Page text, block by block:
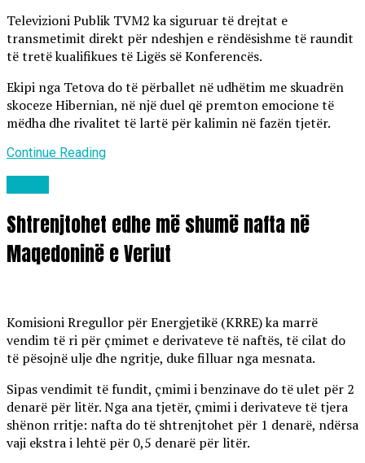
Televizioni Publik TVM2 ka siguruar të drejtat e
transmetimit direkt për ndeshjen e rëndësishme të raundit
të tretë kualifikues të Ligës së Konferencës.
Ekipi nga Tetova do të përballet në udhëtim me skuadrën
skoceze Hibernian, në një duel që premton emocione të
mëdha dhe rivalitet të lartë për kalimin në fazën tjetër.
Continue Reading
Shtrenjtohet edhe më shumë nafta në
Maqedoninë e Veriut
Komisioni Rregullor për Energjetikë (KRRE) ka marrë
vendim të ri për çmimet e derivateve të naftës, të cilat do
të pësojnë ulje dhe ngritje, duke filluar nga mesnata.
Sipas vendimit të fundit, çmimi i benzinave do të ulet për 2
denarë për litër. Nga ana tjetër, çmimi i derivateve të tjera
shënon rritje: nafta do të shtrenjtohet për 1 denarë, ndërsa
vaji ekstra i lehtë për 0,5 denarë për litër.